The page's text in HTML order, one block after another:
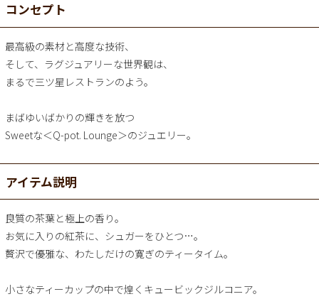
コンセプト
最高級の素材と高度な技術、
そして、ラグジュアリーな世界観は、
まるで三ツ星レストランのよう。
まばゆいばかりの輝きを放つ
Sweetな＜Q-pot. Lounge＞のジュエリー。
アイテム説明
良質の茶葉と極上の香り。
お気に入りの紅茶に、シュガーをひとつ…。
贅沢で優雅な、わたしだけの寛ぎのティータイム。
小さなティーカップの中で煌くキュービックジルコニア。